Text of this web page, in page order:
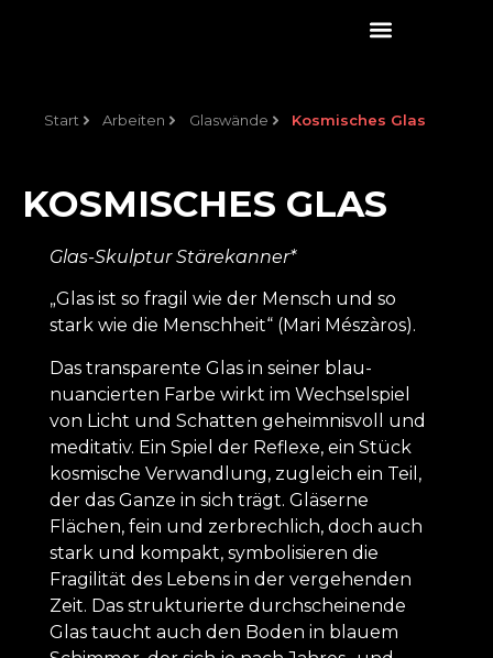
Start Arbeiten Glaswände Kosmisches Glas
KOSMISCHES GLAS
Glas-Skulptur Stärekanner*
„Glas ist so fragil wie der Mensch und so
stark wie die Menschheit“ (Mari Mészàros).
Das transparente Glas in seiner blau-
nuancierten Farbe wirkt im Wechselspiel
von Licht und Schatten geheimnisvoll und
meditativ. Ein Spiel der Reflexe, ein Stück
kosmische Verwandlung, zugleich ein Teil,
der das Ganze in sich trägt. Gläserne
Flächen, fein und zerbrechlich, doch auch
stark und kompakt, symbolisieren die
Fragilität des Lebens in der vergehenden
Zeit. Das strukturierte durchscheinende
Glas taucht auch den Boden in blauem